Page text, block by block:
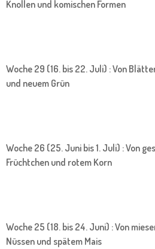
Knollen und komischen Formen
Woche 29 (16. bis 22. Juli) : Von
und neuem Grün
Woche 26 (25. Juni bis 1. Juli) : Von
Früchtchen und rotem Korn
Woche 25 (18. bis 24. Juni) : Von
Nüssen und spätem Mais